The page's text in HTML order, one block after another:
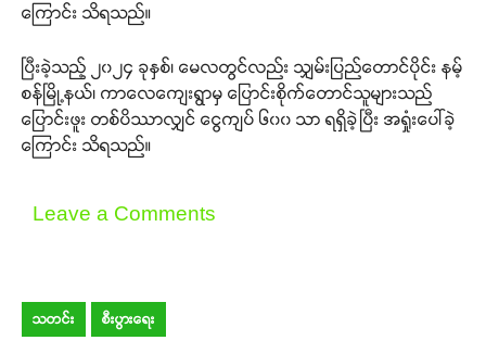
ကြောင်း သိရသည်။
ပြီးခဲ့သည့် ၂၀၂၄ ခုနှစ်၊ မေလတွင်လည်း သျှမ်းပြည်တောင်ပိုင်း နမ့်
စန်မြို့နယ်၊ ကာလေကျေးရွာမှ ပြောင်းစိုက်တောင်သူများသည်
ပြောင်းဖူး တစ်ပိဿာလျှင် ငွေကျပ် ၆၀၀ သာ ရရှိခဲ့ပြီး အရှုံးပေါ်ခဲ့
ကြောင်း သိရသည်။
Leave a Comments
သတင်း စီးပွားရေး